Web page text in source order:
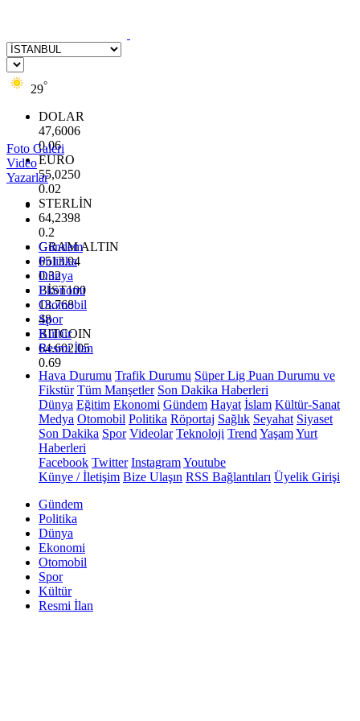
29°
DOLAR
47,6006
0.06
EURO
55,0250
0.02
STERLİN
64,2398
0.2
GRAM ALTIN
6513.94
0.32
BİST100
13.768
48
BITCOIN
64.602,05
0.69
Foto Galeri
Video
Yazarlar
Gündem
Politika
Dünya
Ekonomi
Otomobil
Spor
Kültür
Resmi İlan
Hava Durumu Trafik Durumu Süper Lig Puan Durumu ve
Fikstür Tüm Manşetler Son Dakika Haberleri
Dünya Eğitim Ekonomi Gündem Hayat İslam Kültür-Sanat
Medya Otomobil Politika Röportaj Sağlık Seyahat Siyaset
Son Dakika Spor Videolar Teknoloji Trend YaşamYurt
Haberleri
Facebook Twitter InstagramYoutube
Künye / İletişim Bize Ulaşın RSS Bağlantıları Üyelik Girişi
Gündem
Politika
Dünya
Ekonomi
Otomobil
Spor
Kültür
Resmi İlan